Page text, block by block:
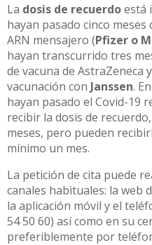
La dosis de recuerdoestá
hayan pasado cinco meses
ARN mensajero (Pfizer o
hayan transcurrido tres
de vacuna de AstraZeneca
vacunación con Janssen.
hayan pasado el Covid-19
recibir la dosis de
meses, pero pueden
mínimo un mes.
La petición de cita puede
canales habituales: la web
la aplicación móvil y el
54 50 60) así como en su
preferiblemente por